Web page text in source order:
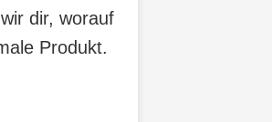
dir, worauf
Produkt.